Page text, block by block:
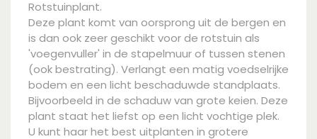
Rotstuinplant.
Deze plant komt van oorsprong uit de bergen en
is dan ook zeer geschikt voor de rotstuin als
'voegenvuller' in de stapelmuur of tussen stenen
(ook bestrating). Verlangt een matig voedselrijke
bodem en een licht beschaduwde standplaats.
Bijvoorbeeld in de schaduw van grote keien. Deze
plant staat het liefst op een licht vochtige plek.
U kunt haar het best uitplanten in grotere